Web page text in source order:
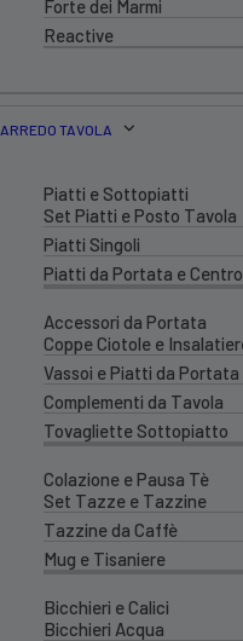
Forte dei Marmi
Reactive
ARREDO TAVOLA
Piatti e Sottopiatti
Set Piatti e Posto Tavola
Piatti Singoli
Piatti da Portata e
Accessori da Portata
Coppe Ciotole e
Vassoi e Piatti da Portata
Complementi da Tavola
Tovagliette Sottopiatto
Colazione e Pausa Tè
Set Tazze e Tazzine
Tazzine da Caffè
Mug e Tisaniere
Bicchieri e Calici
Bicchieri Acqua